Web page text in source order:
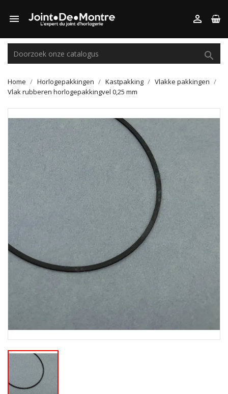
 

Home Horlogepakkingen Kastpakking
Vlakke pakkingen
Vlak rubberen horlogepakkingvel 0,25 mm